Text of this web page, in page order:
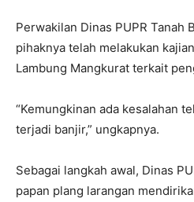
Perwakilan Dinas PUPR Tanah
pihaknya telah melakukan
Lambung Mangkurat terkait
“Kemungkinan ada kesalahan
terjadi banjir,” ungkapnya.
Sebagai langkah awal, Dinas
papan plang larangan